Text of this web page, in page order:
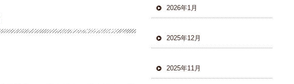
2026年1月
2025年12月
2025年11月